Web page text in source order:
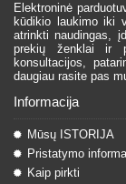
Elektroninė
kūdikio laukimo iki
atrinkti naudingas,
prekių ženklai ir
konsultacijos,
daugiau rasite pas
Informacija
Mūsų ISTORIJA
Pristatymo
Kaip pirkti